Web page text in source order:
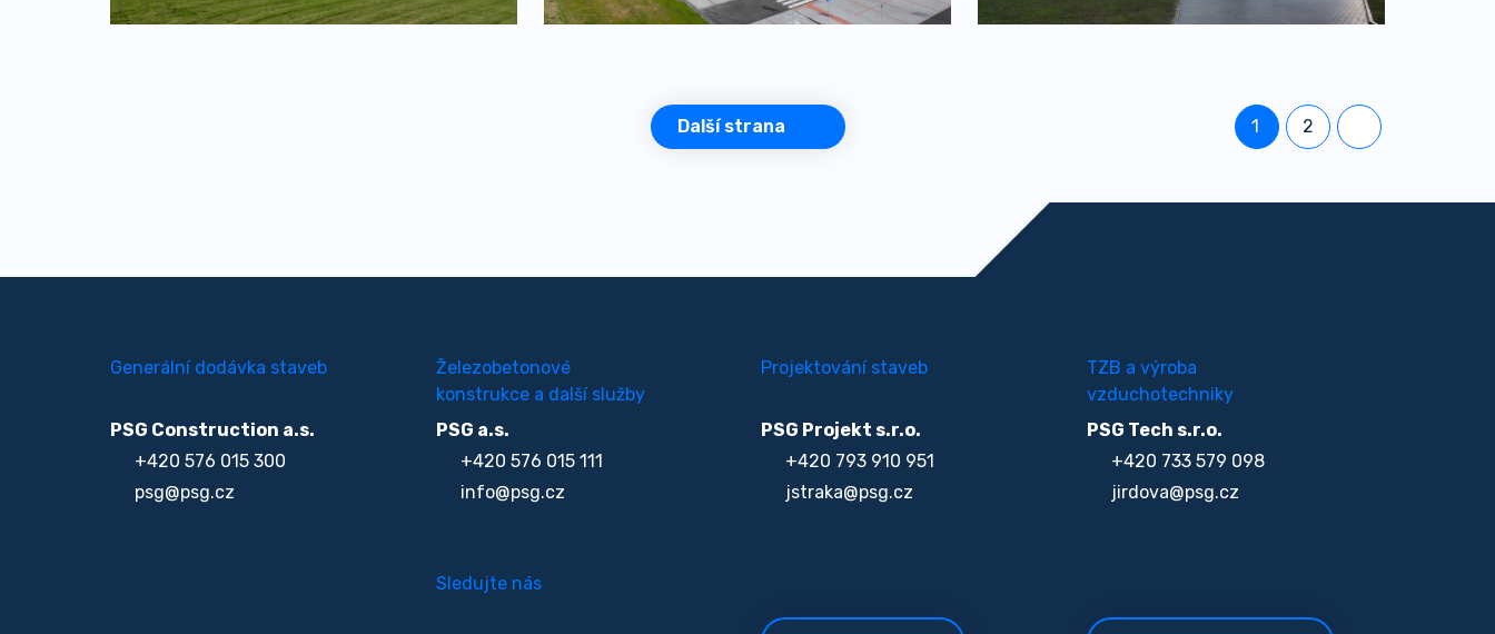
Další strana 1 2
Generální dodávka staveb
PSG Construction a.s.
+420 576 015 300
psg@psg.cz
Železobetonové
konstrukce a další služby
PSG a.s.
+420 576 015 111
info@psg.cz
Projektování staveb
PSG Projekt s.r.o.
+420 793 910 951
jstraka@psg.cz
TZB a výroba
vzduchotechniky
PSG Tech s.r.o.
+420 733 579 098
jirdova@psg.cz
Sledujte nás